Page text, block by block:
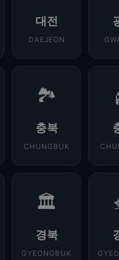
대전
DAEJEON
🏞️
충북
CHUNGBUK
🏛️
경북
GYEONGBUK